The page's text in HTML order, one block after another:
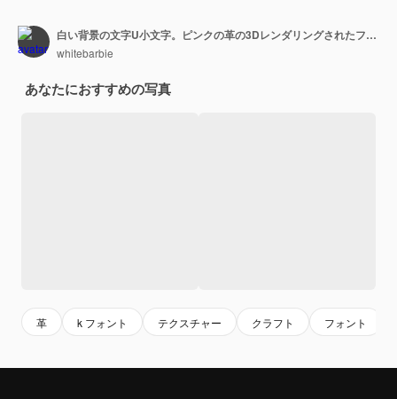
白い背景の文字U小文字。ピンクの革の3Dレンダリングされたフォントと肌の質感。
whitebarbie
あなたにおすすめの写真
革 k フォント テクスチャー クラフト フォント